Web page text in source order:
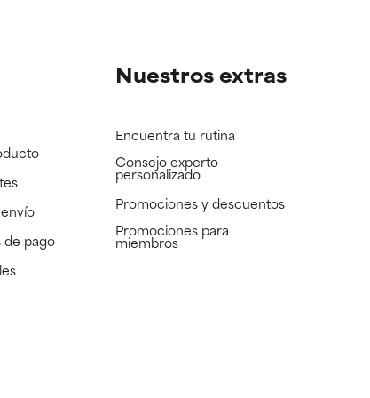
de pago
Nuestros extras
Encuentra tu rutina
Consejo experto
personalizado
Promociones y descuentos​
Promociones para
miembros